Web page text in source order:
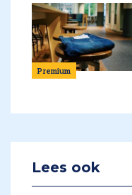
Premium
Lees ook